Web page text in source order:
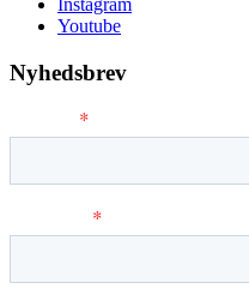
Youtube
Nyhedsbrev